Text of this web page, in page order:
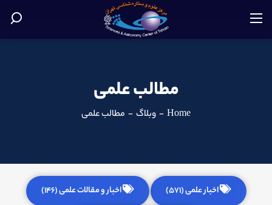
مطالب علمی
Home
- وبلاگ - مطالب علمی
اخبار علمی (571) اخبار و مقالات علمی (146)